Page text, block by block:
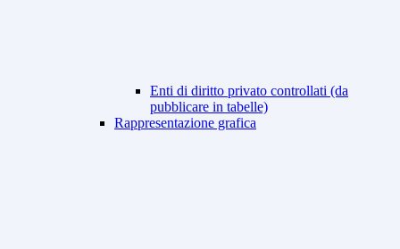
Enti di diritto privato controllati (da
pubblicare in tabelle)
Rappresentazione grafica